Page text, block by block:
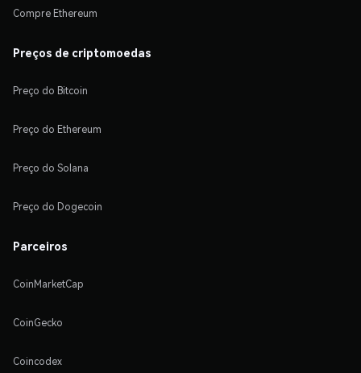
Compre Ethereum
Preços de criptomoedas
Preço do Bitcoin
Preço do Ethereum
Preço do Solana
Preço do Dogecoin
Parceiros
CoinMarketCap
CoinGecko
Coincodex